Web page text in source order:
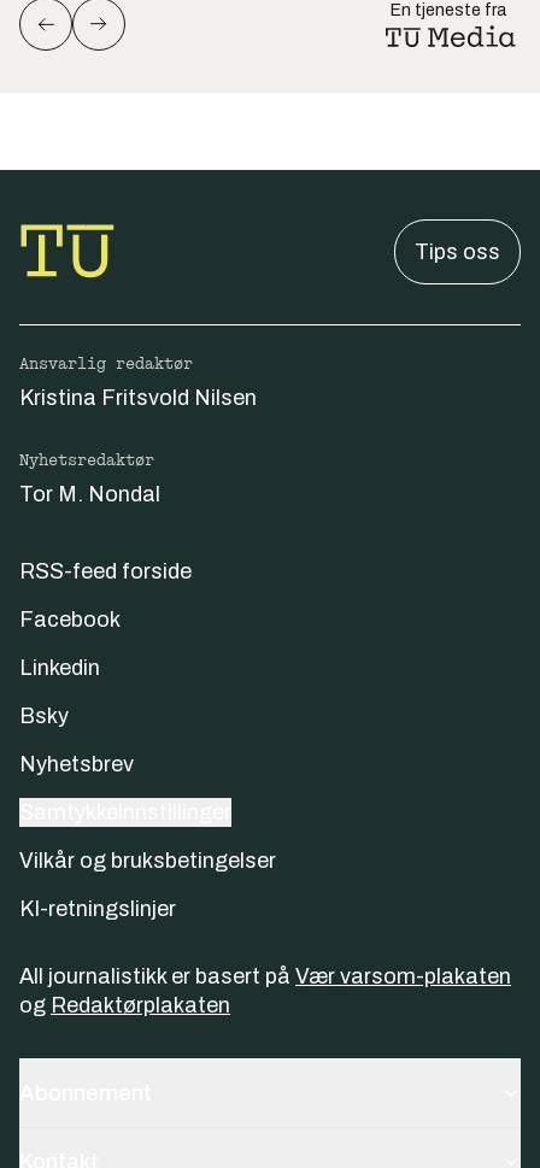
En tjeneste fra
Tips oss
Ansvarlig redaktør
Kristina Fritsvold Nilsen
Nyhetsredaktør
Tor M. Nondal
RSS-feed forside
Facebook
Linkedin
Bsky
Nyhetsbrev
Vilkår og bruksbetingelser
KI-retningslinjer
All journalistikk er basert på Vær varsom-plakaten
og Redaktørplakaten